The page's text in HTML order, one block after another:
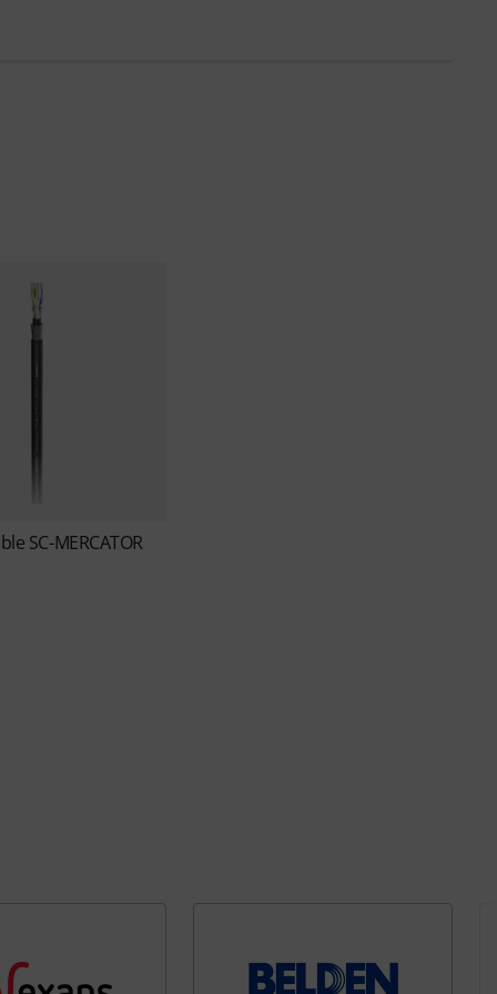
SC-MERCATOR